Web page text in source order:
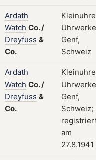
Ardath
Watch Co./
Dreyfuss &
Co.
Genf,
Schweiz
Ardath
Watch Co./
Dreyfuss &
Co.
Genf,
Schweiz;
am
27.8.1941